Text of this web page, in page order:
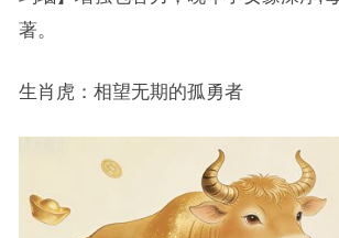
著。
生肖虎：相望无期的孤勇者